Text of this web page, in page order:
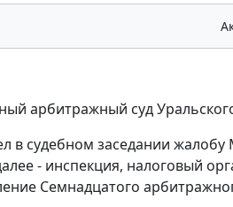
арбитражный суд
в судебном заседании
- инспекция, налоговый
Семнадцатого